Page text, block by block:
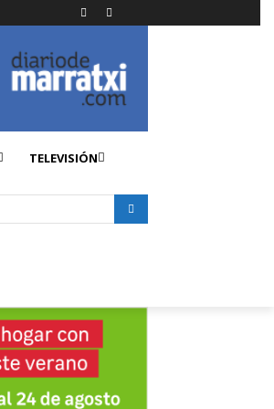
TELEVISIÓN